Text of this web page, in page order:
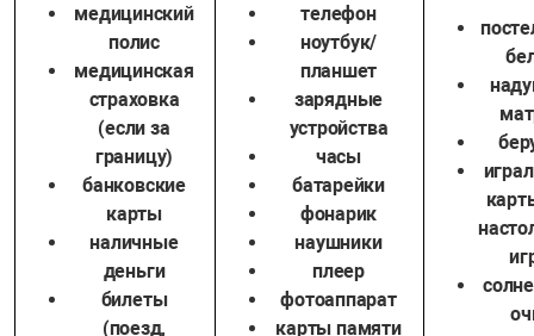
медицинский
полис
медицинская
страховка
(если за
границу)
банковские
карты
наличные
деньги
билеты
(поезд,
телефон
ноутбук/
планшет
зарядные
устройства
часы
батарейки
фонарик
наушники
плеер
фотоаппарат
карты памяти